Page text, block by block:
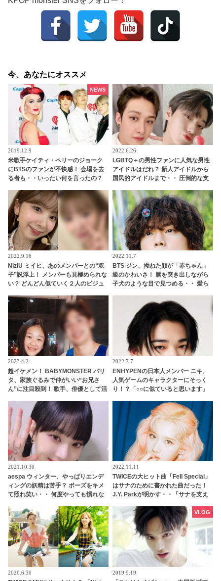
今、あなたにオススメ
2019.12.9
米歌手ケイティ・ペリーのジョーク
にBTSのファンが不快感！ 会場を去
る者も・・いったい何を言ったの？
NEWS
2022.6.26
LGBTQ＋の男性ファンに人気な男性
アイドルはだれ？ 新人アイドルから
国民的アイドルまで・・ 圧倒的な支
2022.9.16
NiziU ミイヒ、あのメンバーとの“双
子”説浮上！ メンバーも見極められな
い？ どんどん似ていく２人のビジュ
2022.11.7
BTS ジン、拗ねた顔が「赤ちゃん」
級のかわいさ！ 唇を突き出しながら
子犬のような目で見つめる・・ 愛ら
2023.4.2
超イケメン！ BABYMONSTER パリ
タ、家族ぐるみで仲がいい“お兄さ
ん”に注目殺到！ 歌手、俳優として活
2022.7.7
ENHYPENの日本人メンバー ニキ、
人気ゲームのキャラクターにそっく
り！？「○○に似ていると思います」
にもそっくりな見た目にファン大爆
笑「客観的な視点で自分を見てるね
ｗｗ」
2021.10.30
aespa ウィンター、やっぱりエンデ
ィングの妖精は苦手？ ポーズをキメ
て照れ笑い・・ 何度やっても慣れな
2022.11.11
TWICEの大ヒット曲「Fell Special」
はサナのために書かれた曲だった！
J.Y. Parkが明かす・・「サナを支え
彼女たちの友情に敬意を表す
2020.6.30 2019.9.19
VLOG